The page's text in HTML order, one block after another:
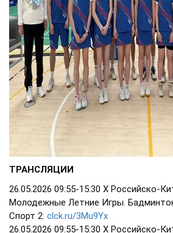
ТРАНСЛЯЦИИ
26.05.2026 09:55-15:30 Х Российско-
Молодежные Летние Игры.
Спорт 2: clck.ru/3Mu9Yx
26.05.2026 09:55-15:30 Х Российско-